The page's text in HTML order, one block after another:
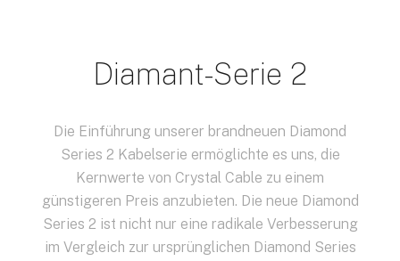
Diamant-Serie 2
Die Einführung unserer brandneuen Diamond
Series 2 Kabelserie ermöglichte es uns, die
Kernwerte von Crystal Cable zu einem
günstigeren Preis anzubieten. Die neue Diamond
Series 2 ist nicht nur eine radikale Verbesserung
im Vergleich zur ursprünglichen Diamond Series